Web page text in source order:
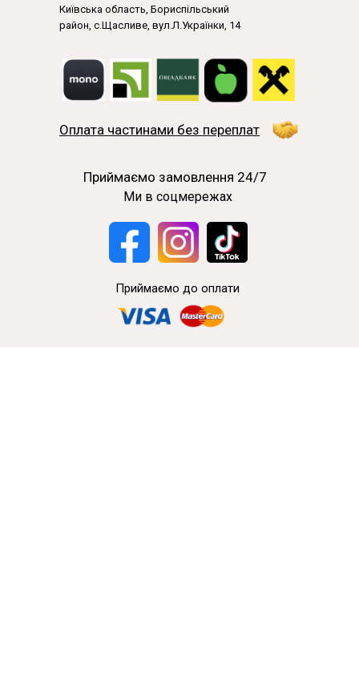
Приймаємо до оплати
Київська область, Бориспільський
район, с.Щасливе, вул.Л.Українки, 14
Ми в соцмережах
Приймаємо замовлення 24/7
Оплата частинами без переплат